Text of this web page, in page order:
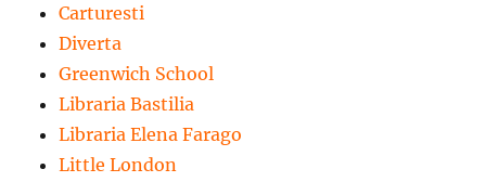
Carturesti
Diverta
Greenwich School
Libraria Bastilia
Libraria Elena Farago
Little London